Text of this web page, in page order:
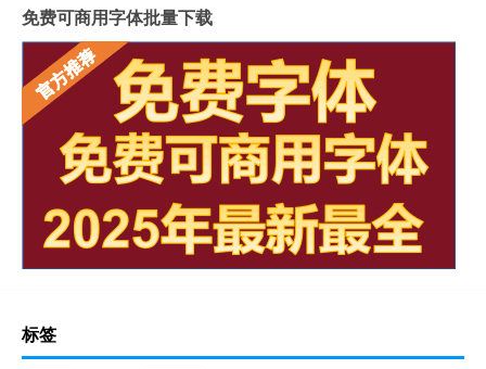
免费可商用字体批量下载
标签